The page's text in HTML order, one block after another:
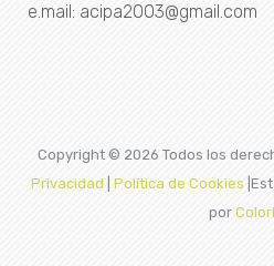
e.mail: acipa2003@gmail.com
Copyright © 2026 Todos los
Privacidad
Política de Cookies
por